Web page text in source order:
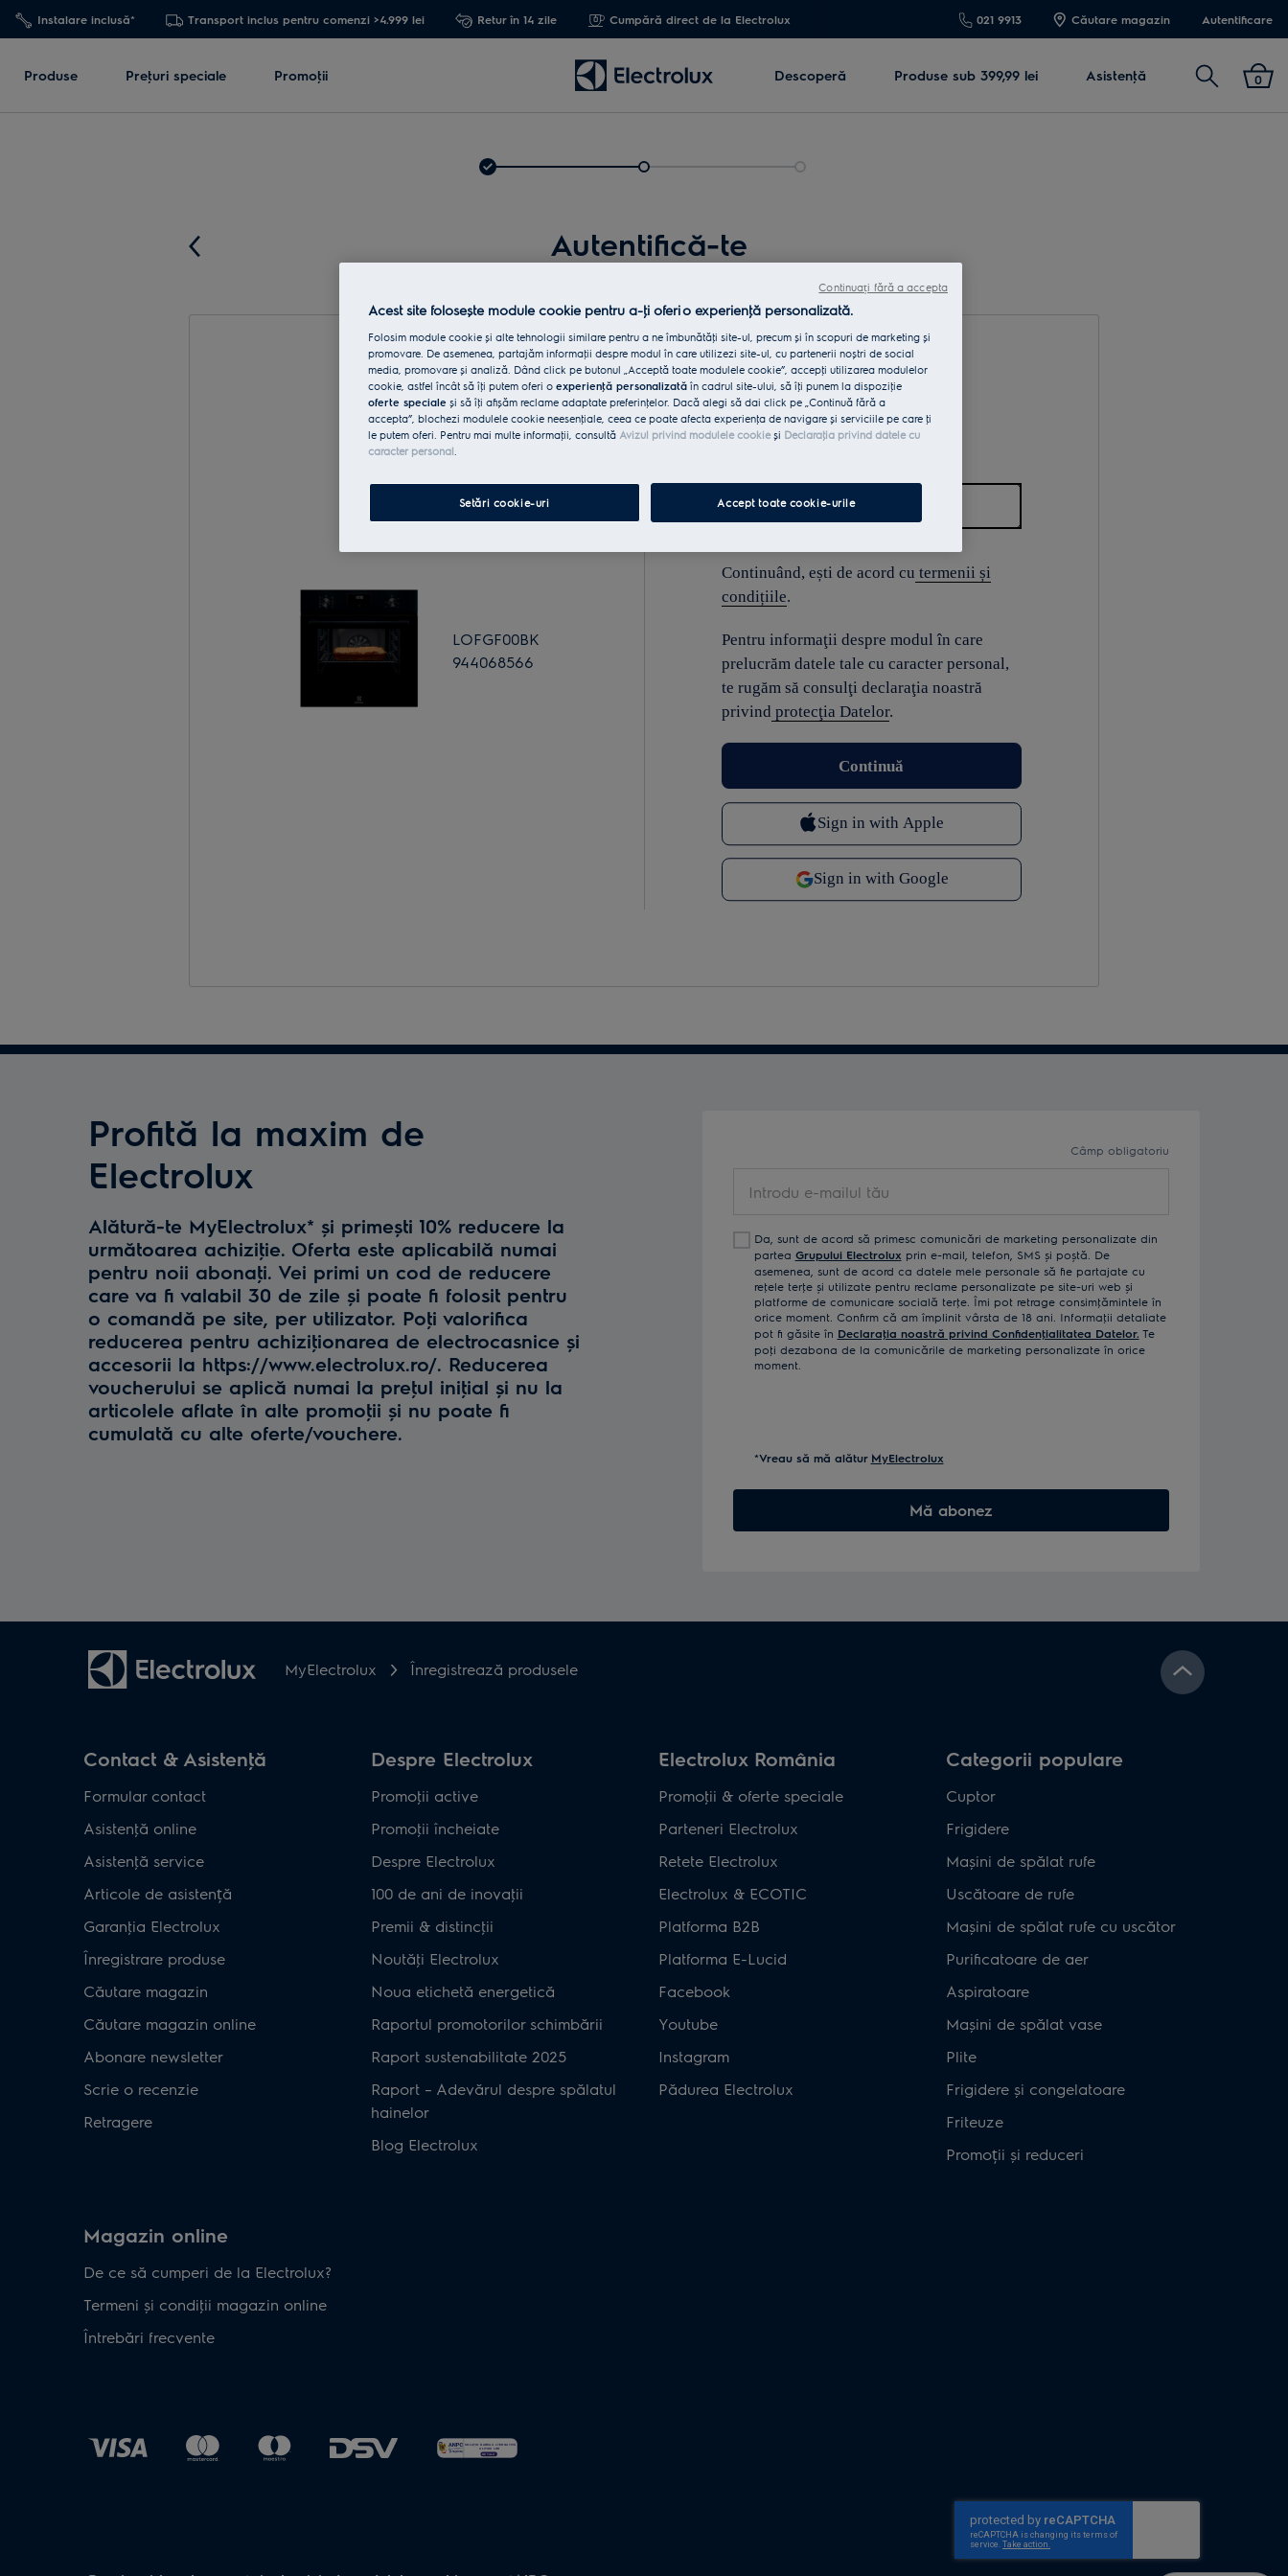
Instalare inclusă* Transport inclus pentru comenzi >4.999 lei Retur în 14 zile Cumpără direct de la Electrolux 021 9913 Căutare magazin Autentificare
Produse Preţuri speciale Promoţii Descoperă Produse sub 399,99 lei Asistenţă Cautare 0
Autentifică-te
LOFGF00BK
944068566
Introdu e-mail
Continuând, ești de acord cu termenii și
condițiile.
Pentru informaţii despre modul în care
prelucrăm datele tale cu caracter personal,
te rugăm să consulţi declaraţia noastră
privind protecţia Datelor.
Profită la maxim de
Electrolux
Alătură-te MyElectrolux* și primești 10% reducere la
următoarea achiziţie. Oferta este aplicabilă numai
pentru noii abonaţi. Vei primi un cod de reducere
care va fi valabil 30 de zile și poate fi folosit pentru
o comandă pe site, per utilizator. Poţi valorifica
reducerea pentru achiziţionarea de electrocasnice și
accesorii la https://www.electrolux.ro/. Reducerea
voucherului se aplică numai la preţul iniţial și nu la
articolele aflate în alte promoţii și nu poate fi
cumulată cu alte oferte/vouchere.
Câmp obligatoriu
Da, sunt de acord să primesc comunicări de marketing personalizate din
partea Grupului Electrolux prin e-mail, telefon, SMS și poștă. De
asemenea, sunt de acord ca datele mele personale să fie partajate cu
reţele terţe și utilizate pentru reclame personalizate pe site-uri web și
platforme de comunicare socială terţe. Îmi pot retrage consimţămintele în
orice moment. Confirm că am împlinit vârsta de 18 ani. Informaţii detaliate
pot fi găsite în Declaraţia noastră privind Confidenţialitatea Datelor. Te
poţi dezabona de la comunicările de marketing personalizate în orice
moment.
*Vreau să mă alătur MyElectrolux
Mă abonez
MyElectrolux Înregistrează produsele
Contact & Asistenţă
Formular contact
Asistenţă online
Asistenţă service
Articole de asistență
Garanţia Electrolux
Înregistrare produse
Căutare magazin
Căutare magazin online
Abonare newsletter
Scrie o recenzie
Retragere
Despre Electrolux
Promoţii active
Promoţii încheiate
Despre Electrolux
100 de ani de inovaţii
Premii & distincţii
Noutăţi Electrolux
Noua etichetă energetică
Raportul promotorilor schimbării
Raport sustenabilitate 2025
Raport – Adevărul despre spălatul
hainelor
Blog Electrolux
Electrolux România
Promoţii & oferte speciale
Parteneri Electrolux
Retete Electrolux
Electrolux & ECOTIC
Platforma B2B
Platforma E-Lucid
Facebook
Youtube
Instagram
Pădurea Electrolux
Categorii populare
Cuptor
Frigidere
Mașini de spălat rufe
Uscătoare de rufe
Mașini de spălat rufe cu uscător
Purificatoare de aer
Aspiratoare
Mașini de spălat vase
Plite
Frigidere și congelatoare
Friteuze
Promoții și reduceri
Magazin online
De ce să cumperi de la Electrolux?
Termeni și condiţii magazin online
Întrebări frecvente
Acest site folosește module cookie pentru a-ţi oferi o experienţă personalizată.
Folosim module cookie și alte tehnologii similare pentru a ne îmbunătăţi site-ul, precum și în scopuri de marketing și
promovare. De asemenea, partajăm informaţii despre modul în care utilizezi site-ul, cu partenerii noștri de social
media, promovare și analiză. Dând click pe butonul „Acceptă toate modulele cookie”, accepţi utilizarea modulelor
cookie, astfel încât să îţi putem oferi o experienţă personalizată în cadrul site-ului, să îţi punem la dispoziţie
oferte speciale și să îţi afișăm reclame adaptate preferinţelor. Dacă alegi să dai click pe „Continuă fără a
accepta”, blochezi modulele cookie neesenţiale, ceea ce poate afecta experienţa de navigare și serviciile pe care ţi
le putem oferi. Pentru mai multe informaţii, consultă Avizul privind modulele cookieși Declaraţia privind datele cu
caracter personal.
Setări cookie-uri Accept toate cookie-urile
Continuați fără a accepta